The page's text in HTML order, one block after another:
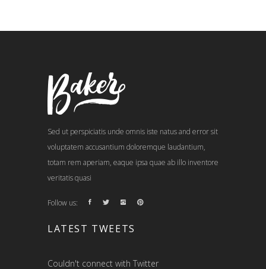
Sed ut perspiciatis unde omnis iste natus and error sit
voluptatem accusantium doloremque laudantium,
totam rem aperiam, eaque ipsa quae ab illo inventore
veritatis quasi
Follow us:
LATEST TWEETS
Couldn't connect with Twitter